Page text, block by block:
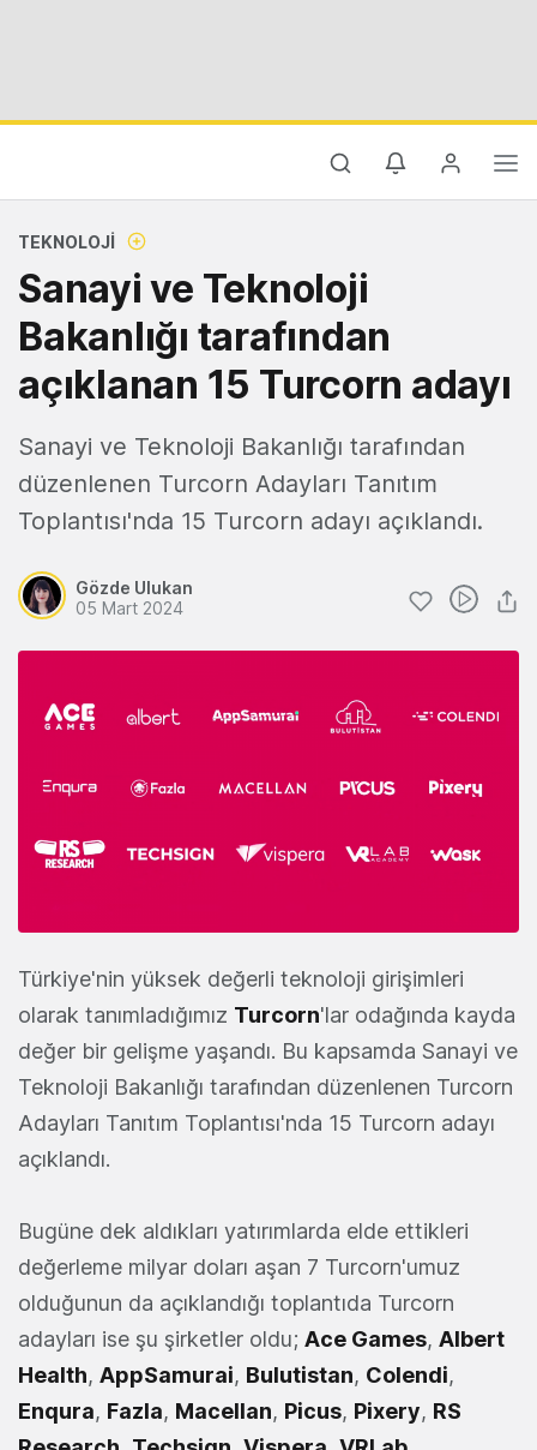
TEKNOLOJI
Sanayi ve Teknoloji
Bakanlığı tarafından
açıklanan 15 Turcorn adayı
Sanayi ve Teknoloji Bakanlığı tarafından
düzenlenen Turcorn Adayları Tanıtım
Toplantısı'nda 15 Turcorn adayı açıklandı.
Gözde Ulukan
05 Mart 2024
Türkiye'nin yüksek değerli teknoloji girişimleri
olarak tanımladığımız Turcorn'lar odağında kayda
değer bir gelişme yaşandı. Bu kapsamda Sanayi ve
Teknoloji Bakanlığı tarafından düzenlenen Turcorn
Adayları Tanıtım Toplantısı'nda 15 Turcorn adayı
açıklandı.
Bugüne dek aldıkları yatırımlarda elde ettikleri
değerleme milyar doları aşan 7 Turcorn'umuz
olduğunun da açıklandığı toplantıda Turcorn
adayları ise şu şirketler oldu; Ace Games, Albert
Health, AppSamurai, Bulutistan, Colendi,
Enqura, Fazla, Macellan, Picus, Pixery, RS